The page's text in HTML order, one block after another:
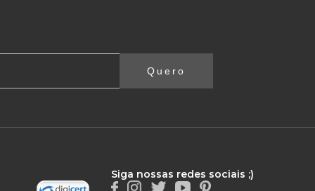
Quero
Siga nossas redes sociais ;)